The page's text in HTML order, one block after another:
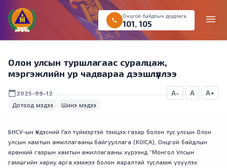
menu
call
Онцгой байдлын дуудлага
101 ,105
Олон улсын туршлагаас суралцаж,
мэргэжлийн ур чадвараа дээшлүүллээ
calendar_today2025-09-12
Дотоод мэдээ
Шинэ мэдээ
A- A A+
БНСУ-ын Үндэсний Гал түймэртэй тэмцэх газар болон тус улсын Олон
улсын хамтын ажиллагааны байгууллага (KOICA), Онцгой байдлын
ерөнхий газрын хамтын ажиллагааны хүрээнд “Монгол Улсын
гамшгийн хариу арга хэмжээ болон яаралтай тусламж үзүүлэх